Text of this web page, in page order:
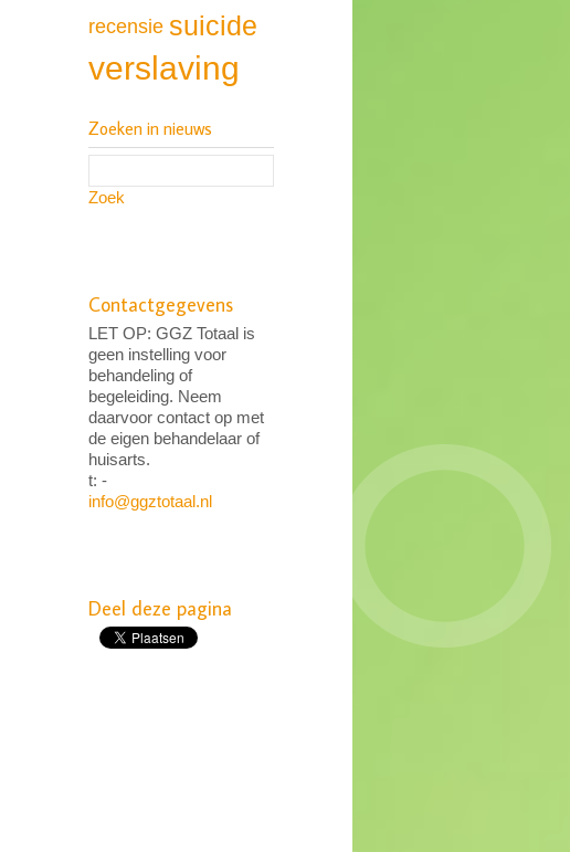
recensie suicide
verslaving
Zoeken in nieuws
Zoek
Contactgegevens
LET OP: GGZ Totaal is
geen instelling voor
behandeling of
begeleiding. Neem
daarvoor contact op met
de eigen behandelaar of
huisarts.
t: -
info@ggztotaal.nl
Deel deze pagina